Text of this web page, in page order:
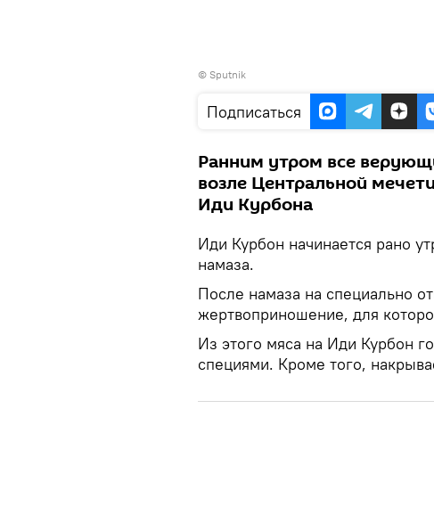
© Sputnik
Подписаться
Ранним утром все
возле Центральной
Иди Курбона
Иди Курбон начинается рано
намаза.
После намаза на специально
жертвоприношение, для
Из этого мяса на Иди Курбон
специями. Кроме того,